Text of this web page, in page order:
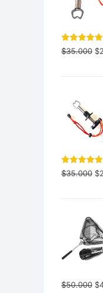
Valorado
con 5.00
$35.000 $
Valorado
con 5.00
$35.000 $
$50.000 $